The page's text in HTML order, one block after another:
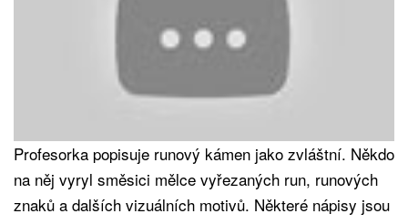
Profesorka popisuje runový kámen jako zvláštní. Někdo
na něj vyryl směsici mělce vyřezaných run, runových
znaků a dalších vizuálních motivů. Některé nápisy jsou